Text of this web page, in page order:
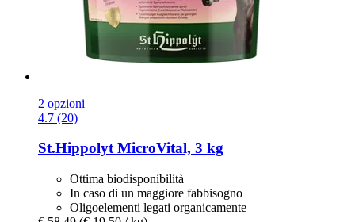
2 opzioni
4.7 (20)
St.HippolytMicroVital, 3 kg
Ottima biodisponibilità
In caso di un maggiore fabbisogno
Oligoelementi legati organicamente